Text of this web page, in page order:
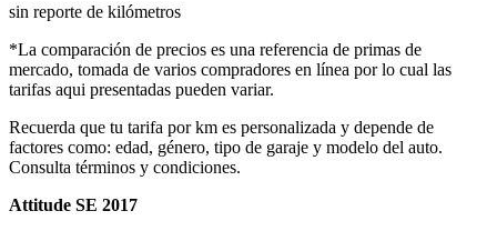
sin reporte de kilómetros
*La comparación de precios es una referencia de primas de
mercado, tomada de varios compradores en línea por lo cual las
tarifas aqui presentadas pueden variar.
Recuerda que tu tarifa por km es personalizada y depende de
factores como: edad, género, tipo de garaje y modelo del auto.
Consulta términos y condiciones.
Attitude SE 2017